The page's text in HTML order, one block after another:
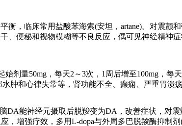
衡，临床常用盐酸苯海索(安坦，artane)。对震颤
、便秘和视物模糊等不良反应，偶可见神经精神
剂量50mg，每天2～3次，1周后增至100mg，每
肿和心律失常等，肾功能不全、癫痫、严重胃溃
DA能神经元摄取后脱羧变为DA，改善症状，对
增强疗效，多用L-dopa与外周多巴脱羧酶抑制